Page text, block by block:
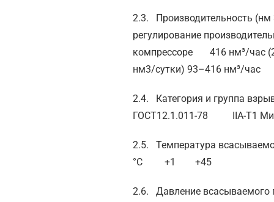
2.3. Производительность (нм
регулирование
компрессоре 416 нм³/час
нм3/сутки) 93–416 нм³/час
2.4. Категория и группа
ГОСТ12.1.011-78 IIА-Т1
2.5. Температура
°С +1 +45
2.6. Давление всасываемого